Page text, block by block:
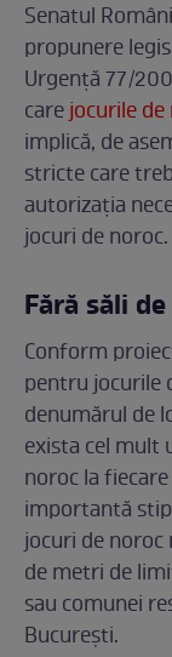
Senatul
propunere
Urgență 77/
carejocurile
implică, de
stricte care
autorizația
jocuri de noroc.
Fără săli
Conform
pentru jocurile
denumărul de
exista cel mult
noroc la
importantă
jocuri de
de metri de
sau comunei
București.